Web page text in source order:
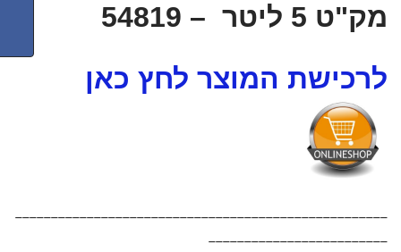
מק"ט 5 ליטר – 54819
לרכישת המוצר לחץ כאן